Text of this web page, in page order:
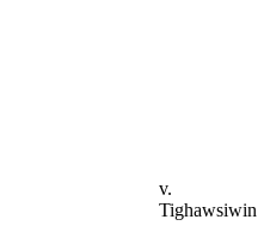
v.
Tighawsiwin